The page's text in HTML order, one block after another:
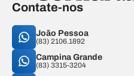
Contate-nos
João Pessoa
(83) 2106.1892
Campina Grande
(83) 3315-3204